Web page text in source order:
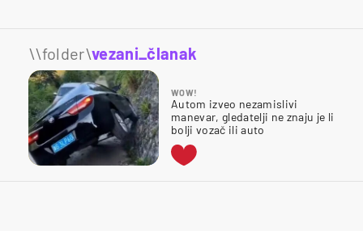
\\folder\vezani_članak
WOW!
Autom izveo nezamislivi
manevar, gledatelji ne znaju je li
bolji vozač ili auto